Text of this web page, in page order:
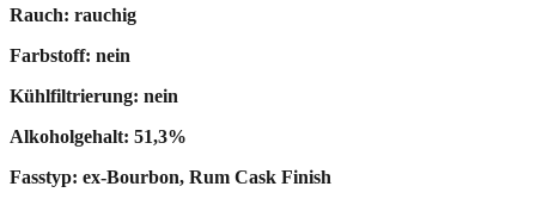
Rauch: rauchig
Farbstoff: nein
Kühlfiltrierung: nein
Alkoholgehalt: 51,3%
Fasstyp: ex-Bourbon, Rum Cask Finish